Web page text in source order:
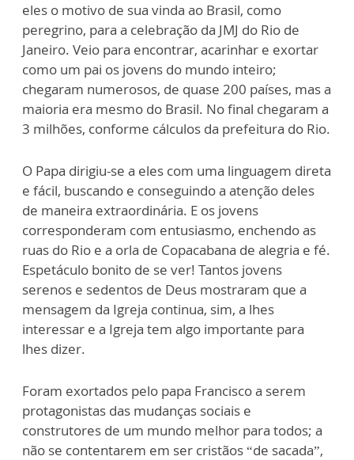
eles o motivo de sua vinda ao Brasil, como
peregrino, para a celebração da JMJ do Rio de
Janeiro. Veio para encontrar, acarinhar e exortar
como um pai os jovens do mundo inteiro;
chegaram numerosos, de quase 200 países, mas a
maioria era mesmo do Brasil. No final chegaram a
3 milhões, conforme cálculos da prefeitura do Rio.
O Papa dirigiu-se a eles com uma linguagem direta
e fácil, buscando e conseguindo a atenção deles
de maneira extraordinária. E os jovens
corresponderam com entusiasmo, enchendo as
ruas do Rio e a orla de Copacabana de alegria e fé.
Espetáculo bonito de se ver! Tantos jovens
serenos e sedentos de Deus mostraram que a
mensagem da Igreja continua, sim, a lhes
interessar e a Igreja tem algo importante para
lhes dizer.
Foram exortados pelo papa Francisco a serem
protagonistas das mudanças sociais e
construtores de um mundo melhor para todos; a
não se contentarem em ser cristãos “de sacada”,